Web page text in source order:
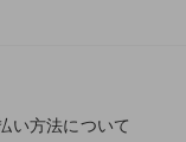
い方法について